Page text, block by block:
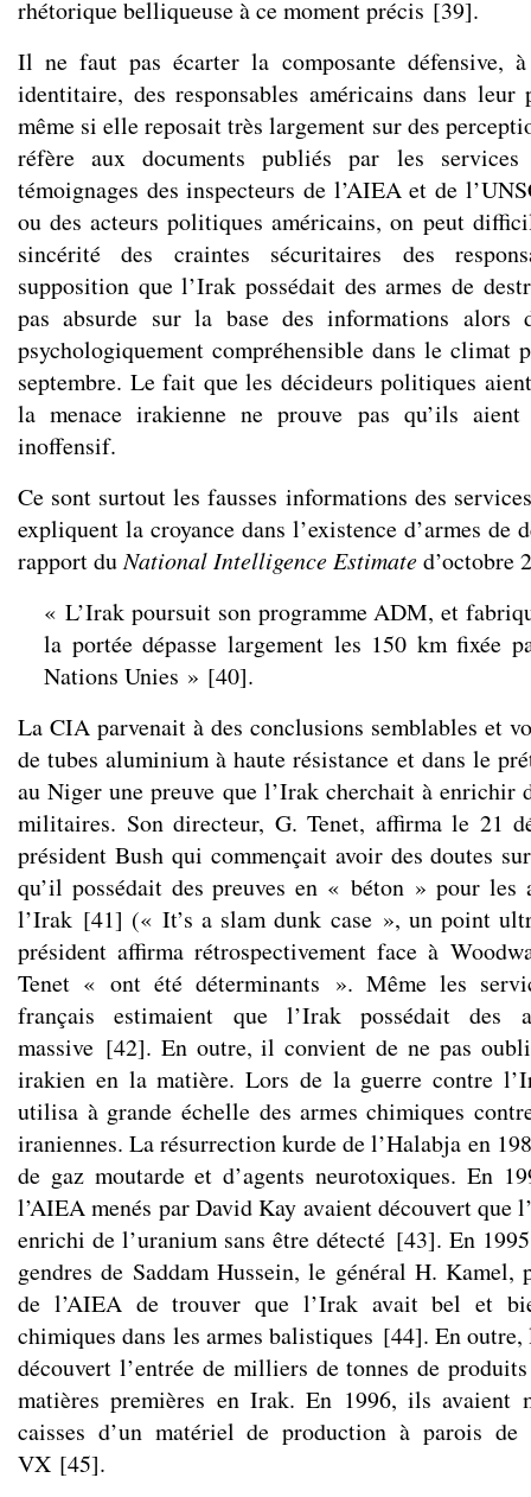
rhétorique belliqueuse à ce moment précis [39].
Il ne faut pas écarter la composante défensive,
identitaire, des responsables américains dans
même si elle reposait très largement sur des
réfère aux documents publiés par les services
témoignages des inspecteurs de l’AIEA et de
ou des acteurs politiques américains, on peut
sincérité des craintes sécuritaires des
supposition que l’Irak possédait des armes de
pas absurde sur la base des informations alors
psychologiquement compréhensible dans le climat
septembre. Le fait que les décideurs politiques
la menace irakienne ne prouve pas qu’ils aient
inoffensif.
Ce sont surtout les fausses informations des
expliquent la croyance dans l’existence d’armes de
rapport duNational Intelligence Estimated’octobre
« L’Irak poursuit son programme ADM, et
la portée dépasse largement les 150 km fixée
Nations Unies » [40].
La CIA parvenait à des conclusions semblables et
de tubes aluminium à haute résistance et dans le
au Niger une preuve que l’Irak cherchait à enrichir
militaires. Son directeur, G. Tenet, affirma le 21
président Bush qui commençait avoir des doutes
qu’il possédait des preuves en « béton » pour les
l’Irak [41] (« It’s a slam dunk case », un point
président affirma rétrospectivement face à
Tenet « ont été déterminants ». Même les
français estimaient que l’Irak possédait des
massive [42]. En outre, il convient de ne pas
irakien en la matière. Lors de la guerre contre
utilisa à grande échelle des armes chimiques
iraniennes. La résurrection kurde de l’Halabja en
de gaz moutarde et d’agents neurotoxiques. En
l’AIEA menés par David Kay avaient découvert que
enrichi de l’uranium sans être détecté [43]. En
gendres de Saddam Hussein, le général H. Kamel,
de l’AIEA de trouver que l’Irak avait bel et
chimiques dans les armes balistiques [44]. En outre,
découvert l’entrée de milliers de tonnes de
matières premières en Irak. En 1996, ils avaient
caisses d’un matériel de production à parois
VX [45].